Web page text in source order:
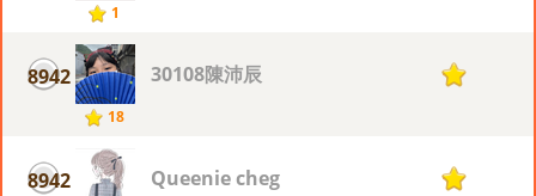
1
8942
18
30108陳沛辰 1
8942 Queenie cheg 1